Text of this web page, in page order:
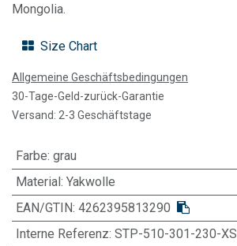
Mongolia.
Size Chart
Allgemeine Geschäftsbedingungen
30-Tage-Geld-zurück-Garantie
Versand: 2-3 Geschäftstage
Farbe: grau
Material: Yakwolle
EAN/GTIN: 4262395813290
Interne Referenz: STP-510-301-230-XS